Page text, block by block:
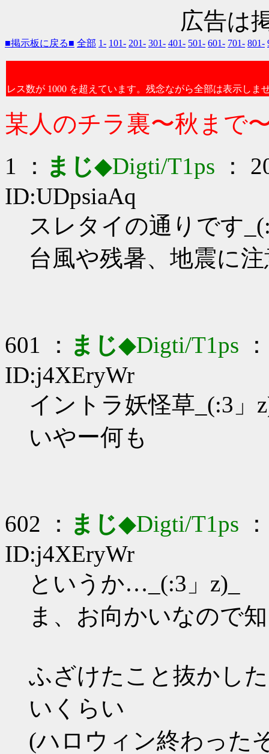
広告は
■掲示板に戻る■ 全部 1- 101- 201- 301- 401- 501- 601- 701- 801-
レス数が 1000 を超えています。残念ながら全部は表示しま
某人のチラ裏〜秋まで
1 ： まじ◆Digti/T1ps ：
ID:UDpsiaAq
スレタイの通りです
台風や残暑、地震に
601 ： まじ◆Digti/T1ps
ID:j4XEryWr
イントラ妖怪草_(:3」
いやー何も
602 ： まじ◆Digti/T1ps
ID:j4XEryWr
というか…_(:3」z)_
ま、お向かいなので
ふざけたこと抜かし
いくらい
(ハロウィン終わった